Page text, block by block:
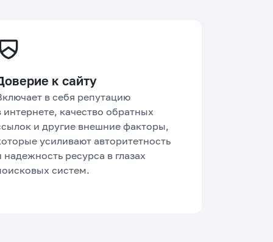
к сайту
в себя репутацию
интернете, качество обратных
и другие внешние факторы,
усиливают авторитетность
надежность ресурса в глазах
систем.